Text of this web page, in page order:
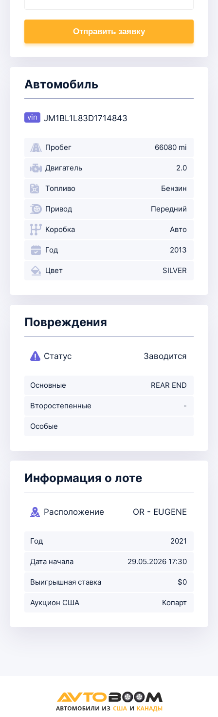
Отправить заявку
Автомобиль
JM1BL1L83D1714843
Пробег 66080 mi
Двигатель 2.0
Топливо Бензин
Привод Передний
Коробка Авто
Год 2013
Цвет SILVER
Повреждения
Статус Заводится
Основные
повреждения
REAR END
Второстепенные
повр-ния
-
Особые
Информация о лоте
Расположение
OR - EUGENE
Год 2021
Дата начала
аукциона
29.05.2026 17:30
Выигрышная ставка $0
Аукцион США Копарт